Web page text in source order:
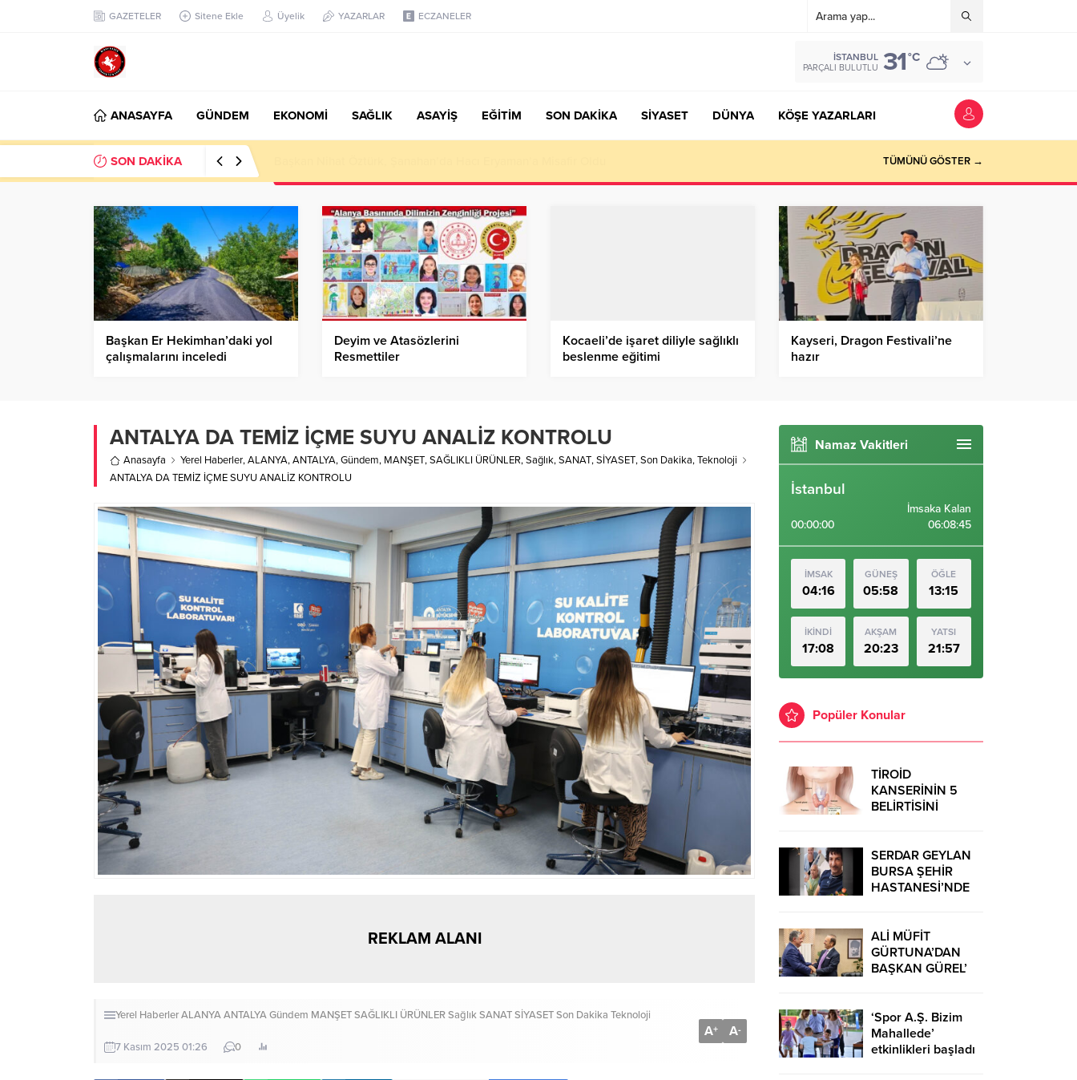
GAZETELER Sitene Ekle Üyelik YAZARLAR ECZANELER
İSTANBUL
PARÇALI BULUTLU 31°C
ANASAYFA GÜNDEM EKONOMİ SAĞLIK ASAYİŞ EĞİTİM SON DAKİKA SİYASET DÜNYA KÖŞE YAZARLARI
SON DAKİKA TÜMÜNÜ GÖSTER →
Başkan Er Hekimhan’daki yol
çalışmalarını inceledi
Deyim ve Atasözlerini
Resmettiler
Kocaeli’de işaret diliyle sağlıklı
beslenme eğitimi
Kayseri, Dragon Festivali’ne
hazır
ANTALYA DA TEMİZ İÇME SUYU ANALİZ KONTROLU
Anasayfa Yerel Haberler,ALANYA,ANTALYA,Gündem, MANŞET,SAĞLIKLI ÜRÜNLER,Sağlık,SANAT,SİYASET,Son Dakika,Teknoloji
ANTALYA DA TEMİZ İÇME SUYU ANALİZ KONTROLU
REKLAM ALANI
Yerel HaberlerALANYAANTALYAGündem MANŞETSAĞLIKLI ÜRÜNLERSağlıkSANATSİYASETSon Dakika Teknoloji
7 Kasım 2025 01:26 0
A+ A-
Namaz Vakitleri
İstanbul
00:00:00
İmsaka Kalan
06:08:44
İMSAK
04:16
GÜNEŞ
05:58
ÖĞLE
13:15
İKİNDİ
17:08
AKŞAM
20:23
YATSI
21:57
Popüler Konular
TİROİD
KANSERİNİN 5
BELİRTİSİNİ
SERDAR GEYLAN
BURSA ŞEHİR
HASTANESİ’NDE
ALİ MÜFİT
GÜRTUNA’DAN
BAŞKAN GÜREL’
‘Spor A.Ş. Bizim
Mahallede’
etkinlikleri başladı